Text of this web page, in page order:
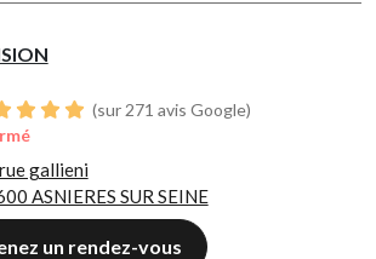
(sur 271 avis Google)
gallieni
ASNIERES SUR SEINE
un rendez-vous